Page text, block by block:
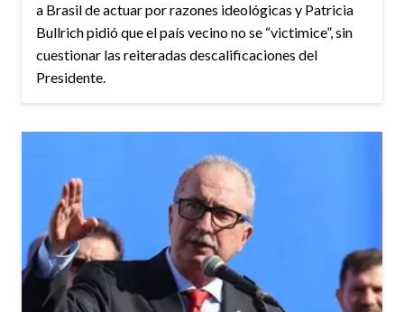
a Brasil de actuar por razones ideológicas y Patricia
Bullrich pidió que el país vecino no se “victimice”, sin
cuestionar las reiteradas descalificaciones del
Presidente.